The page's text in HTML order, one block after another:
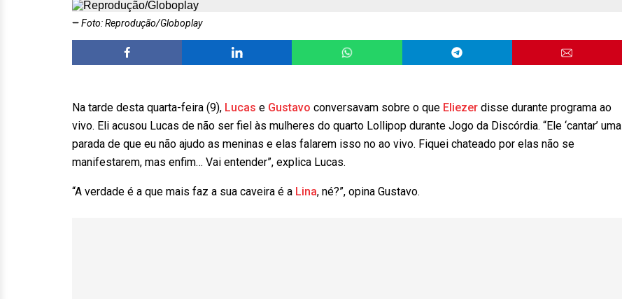
Foto: Reprodução/Globoplay
Na tarde desta quarta-feira (9), Lucas e Gustavo conversavam sobre o que Eliezer disse durante programa ao
vivo. Eli acusou Lucas de não ser fiel às mulheres do quarto Lollipop durante Jogo da Discórdia. “Ele ‘cantar’ uma
parada de que eu não ajudo as meninas e elas falarem isso no ao vivo. Fiquei chateado por elas não se
manifestarem, mas enfim… Vai entender”, explica Lucas.
“A verdade é a que mais faz a sua caveira é a Lina, né?”, opina Gustavo.